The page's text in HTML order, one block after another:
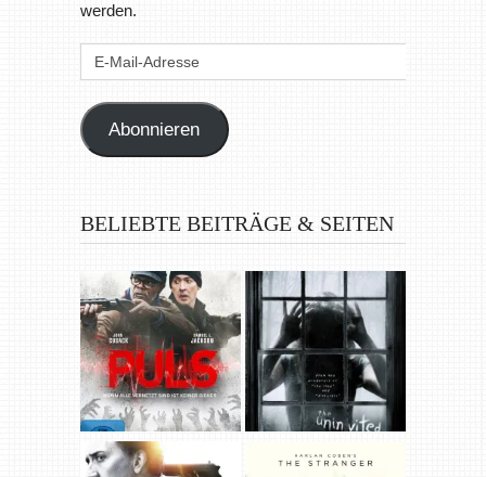
werden.
Abonnieren
BELIEBTE BEITRÄGE & SEITEN